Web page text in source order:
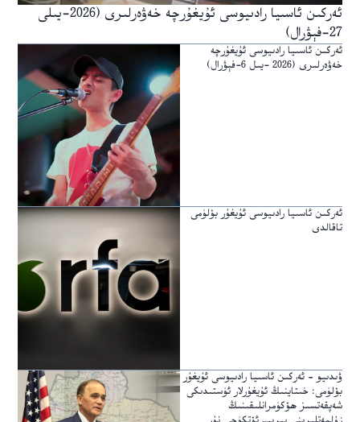
ئەركىن ئاسىيا رادىيوسى ئۇيغۇرچە خەۋەرلىرى (2026-يىلى
27-فېۋرال)
ئەركىن ئاسىيا رادىيوسى ئۇيغۇرچە
خەۋەرلىرى (2026 -يىل 6-فېۋرال)
ئەركىن ئاسىيا رادىيوسى ئۇيغۇر بۆلۈمى
تاقالدى
ۋىدىيو – ئەركىن ئاسىيا رادىيوسى ئۇيغۇر
بۆلۈمى: خىتاينىڭ ئۇيغۇرلار ئۈستىدىكى
شەپقەتسىز ھۆكۈمرانلىقىنىڭ